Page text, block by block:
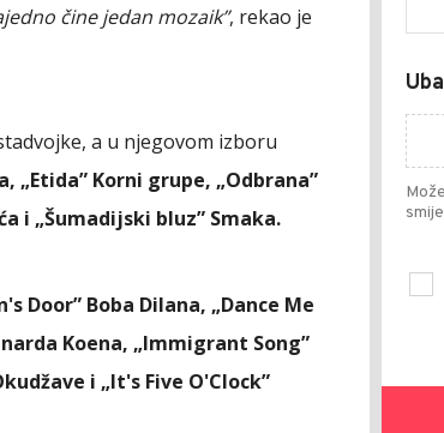
čine jedan mozaik”, rekao je
a u njegovom izboru
„Etida” Korni grupe, „Odbrana”
i „Šumadijski bluz” Smaka.
Door” Boba Dilana, „Dance Me
Koena, „Immigrant Song”
i „It's Five O'Clock”